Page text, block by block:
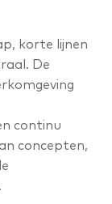
korte lijnen
De
continu
concepten,